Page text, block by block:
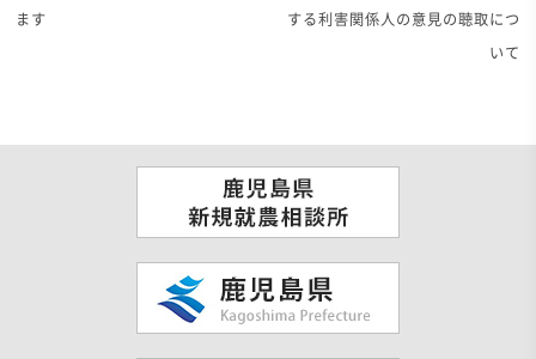
ます
する利害関係人の意見の聴取につ
いて